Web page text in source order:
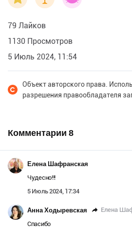
79 Лайков
1130 Просмотров
5 Июль 2024, 11:54
Объект авторского права.
разрешения правообладателя
Комментарии 8
Елена Шафранская
Чудесно!!!
5 Июль 2024, 17:34
Анна Ходыревская Елена
Спасибо